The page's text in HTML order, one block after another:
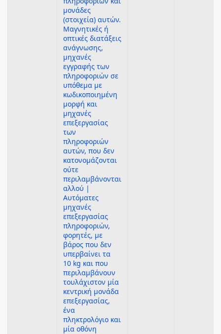
μονάδες
(στοιχεία) αυτών.
Μαγνητικές ή
οπτικές διατάξεις
ανάγνωσης,
μηχανές
εγγραφής των
πληροφοριών σε
υπόθεμα με
κωδικοποιημένη
μορφή και
μηχανές
επεξεργασίας
των
πληροφοριών
αυτών, που δεν
κατονομάζονται
ούτε
περιλαμβάνονται
αλλού |
Αυτόματες
μηχανές
επεξεργασίας
πληροφοριών,
φορητές, με
βάρος που δεν
υπερβαίνει τα
10 kg και που
περιλαμβάνουν
τουλάχιστον μία
κεντρική μονάδα
επεξεργασίας,
ένα
πληκτρολόγιο και
μία οθόνη